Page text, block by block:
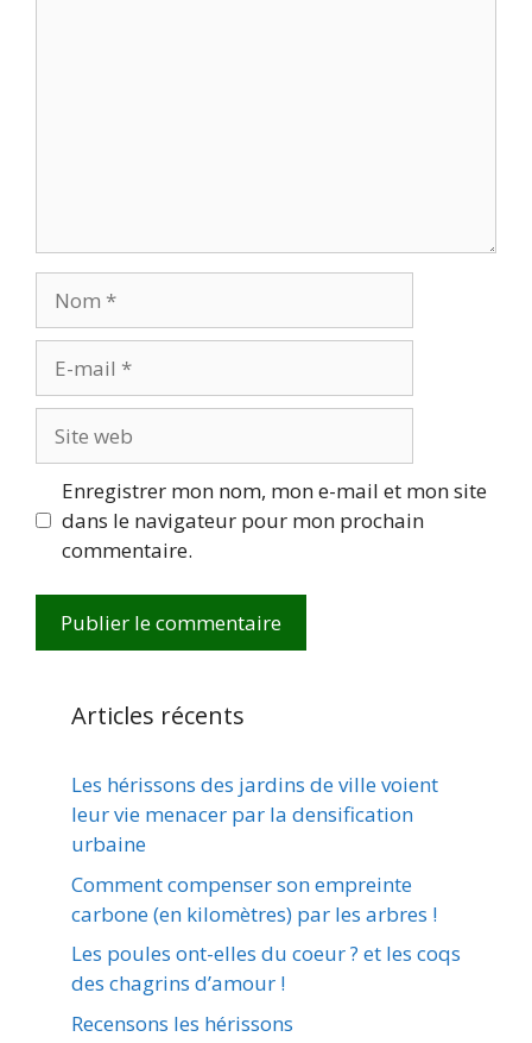
mail
web
Enregistrer mon nom, mon e-mail et mon site
dans le navigateur pour mon prochain
commentaire.
Articles récents
Les hérissons des jardins de ville voient
leur vie menacer par la densification
urbaine
Comment compenser son empreinte
carbone (en kilomètres) par les arbres !
Les poules ont-elles du coeur ? et les coqs
des chagrins d’amour !
Recensons les hérissons